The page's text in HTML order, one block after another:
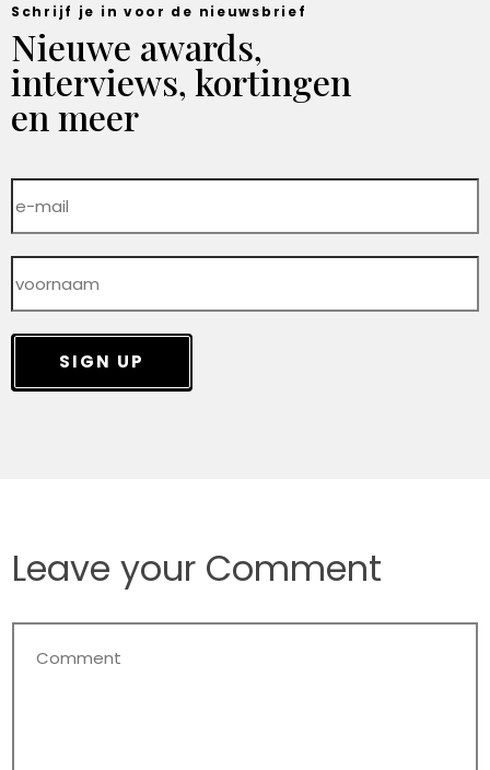
Schrijf je in voor de nieuwsbrief
Nieuwe awards,
interviews, kortingen
en meer
SIGN UP
Leave your Comment